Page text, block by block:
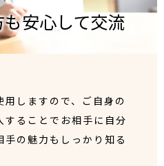
安心して交流
しますので、ご自身の
することでお相手に自分
の魅力もしっかり知る